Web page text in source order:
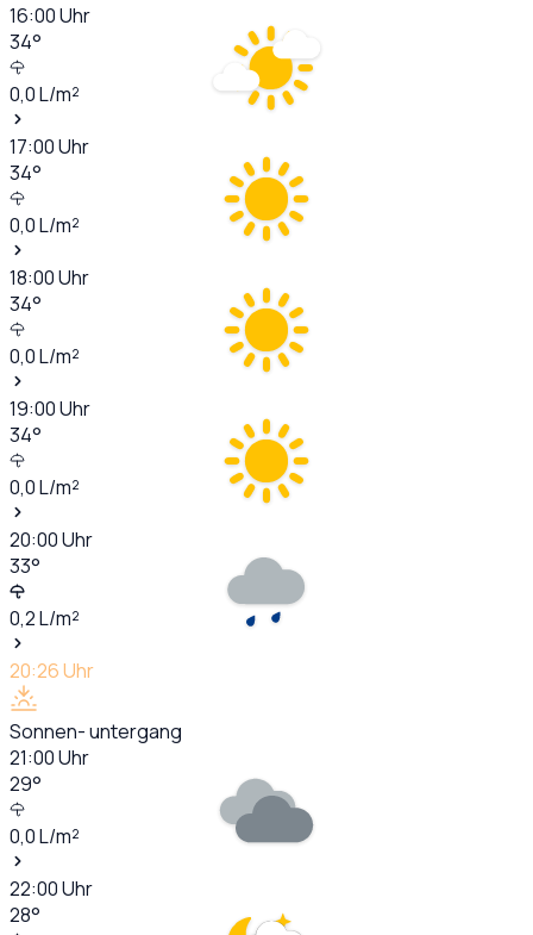
16:00Uhr
34°
0,0L/m²
17:00Uhr
34°
0,0L/m²
18:00Uhr
34°
0,0L/m²
19:00Uhr
34°
0,0L/m²
20:00Uhr
33°
0,2L/m²
20:26Uhr
Sonnen- untergang
21:00Uhr
29°
0,0L/m²
22:00Uhr
28°